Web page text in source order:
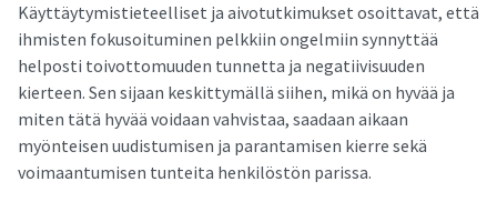
Käyttäytymistieteelliset ja aivotutkimukset osoittavat, että
ihmisten fokusoituminen pelkkiin ongelmiin synnyttää
helposti toivottomuuden tunnetta ja negatiivisuuden
kierteen. Sen sijaan keskittymällä siihen, mikä on hyvää ja
miten tätä hyvää voidaan vahvistaa, saadaan aikaan
myönteisen uudistumisen ja parantamisen kierre sekä
voimaantumisen tunteita henkilöstön parissa.